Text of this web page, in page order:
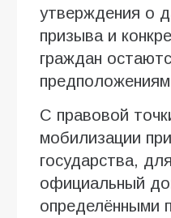
утверждения о
призыва и
граждан
С правовой
мобилизации
государства,
официальный
определёнными